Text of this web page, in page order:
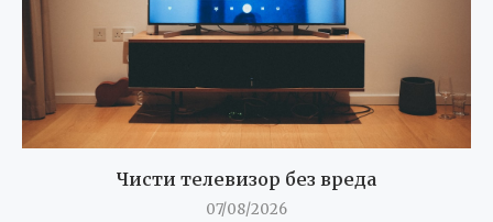
Чисти телевизор без вреда
07/08/2026